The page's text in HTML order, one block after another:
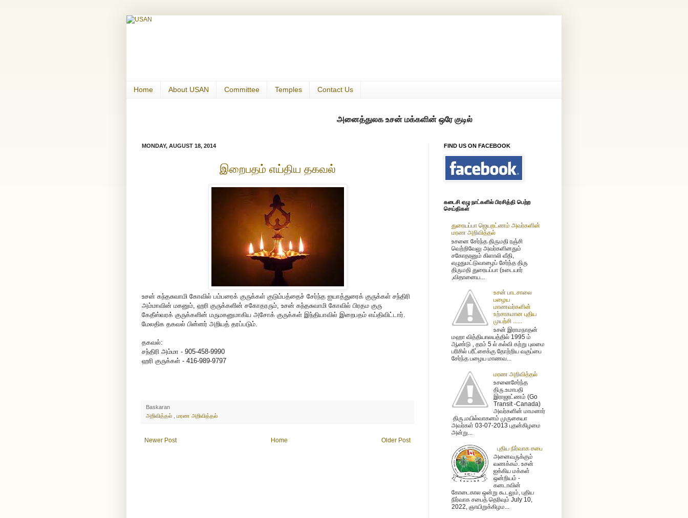
Home About USAN Committee Temples Contact Us
அனைத்துலக உசன் மக்களின் ஒரே குடில்
MONDAY, AUGUST 18, 2014
இறைபதம் எய்திய தகவல்
உசன் கந்தசுவாமி கோவில் பம்பரைக் குருக்கள் குடும்பத்தைச் சேர்ந்த ஐயாத்துரைக் குருக்கள் சந்திரி
அம்மாவின் மகனும், ஹரி குருக்களின் சகோதரரும், உசன் கந்தசுவாமி கோவில் பிரதம குரு
கேதீஸ்வரக் குருக்களின் மருமகனுமாகிய அசோக் குருக்கள் இந்தியாவில் இறைபதம் எய்திவிட்டார்.
மேலதிக தகவல் பின்னர் அறியத் தரப்படும்.
தகவல்:
சந்திரி அம்மா - 905-458-9990
ஹரி குருக்கள் - 416-989-9797
Baskaran
அறிவித்தல் , மரண அறிவித்தல்
Newer Post Older Post
Home
FIND US ON FACEBOOK
கடைசி ஏழு நாட்களில் பிரசித்தி பெற்ற
செய்திகள்
துரையப்பா ஜெயறட்ணம் அவர்களின்
மரண அறிவித்தல்
உசனை சேர்ந்த திருமதி ரஞ்சி
வெற்றிவேலு அவர்களினதும்
சகோதரனும் கிளாலி வீதி,
எழுதுமட்டுவாழைப் சேர்ந்த திரு
திருமதி துரையப்பா (உடையார்
,விதானைய...
உசன் பாடசாலை
பழைய
மாணவர்களின்
உற்சாகமான புதிய
முயற்சி ......
உசன் இராமநாதன்
மஹா வித்தியாலயத்தில் 1995 ம்
ஆண்டு , தரம் 5 ல் கல்வி கற்று புலமை
பரிசில் பரீட்சைக்கு தோற்றிய வகுப்பை
சேர்ந்த பழைய மாணவ...
மரண அறிவித்தல்
உசனைசேர்ந்த
திரு.உமாபதி
இராஜரட்ணம் (Go
Transit -Canada)
அவர்களின் மாமனார்
திரு.மயில்வாகனம் முருகையா
அவர்கள் 03-07-2013 புதன்கிழமை
அன்று...
புதிய நிர்வாக சபை
அனைவருக்கும்
வணக்கம். உசன்
ஐக்கிய மக்கள்
ஒன்றியம் -
கனடாவின்
கோடைகால ஒன்று கூடலும், புதிய
நிர்வாக சபைத் தெரிவும் July 10,
2022, ஞாயிறுக்கிழம...